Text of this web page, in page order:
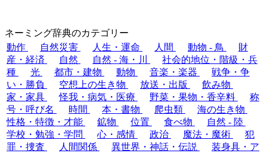
ネーミング辞典のカテゴリー
動作
自然災害 人生・運命 人間 動物 - 鳥
財
産・経済
自然 自然 - 海・川
社会的地位・階級・兵
種
光 都市・建物 動物 音楽・楽器
戦争・争
い・勝負
空想上の生き物 放送・出版
飲み物
家・家具
怪我・病気・医療 野菜・果物・香辛料
称
号・呼び名
時間 本・書物 爬虫類
海の生き物
性格・特徴・才能
鉱物 位置 食べ物
自然 - 陸
学校・勉強・学問
心・感情 政治 魔法・魔術
犯
罪・捜査
人間関係 異世界・神話・伝説
装身具・ア